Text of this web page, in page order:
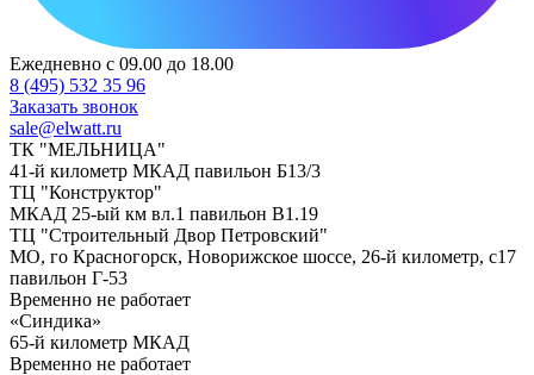
Ежедневно с 09.00 до 18.00
8 (495) 532 35 96
Заказать звонок
sale@elwatt.ru
ТК "МЕЛЬНИЦА"
41-й километр МКАД павильон Б13/3
ТЦ "Конструктор"
МКАД 25-ый км вл.1 павильон В1.19
ТЦ "Строительный Двор Петровский"
МО, го Красногорск, Новорижское шоссе, 26-й километр, с17
павильон Г-53
Временно не работает
«Синдика»
65-й километр МКАД
Временно не работает